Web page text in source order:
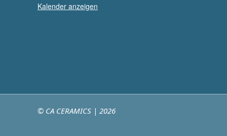
Kalender anzeigen
© CA CERAMICS | 2026